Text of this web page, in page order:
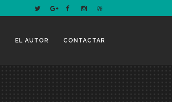
EL AUTOR CONTACTAR